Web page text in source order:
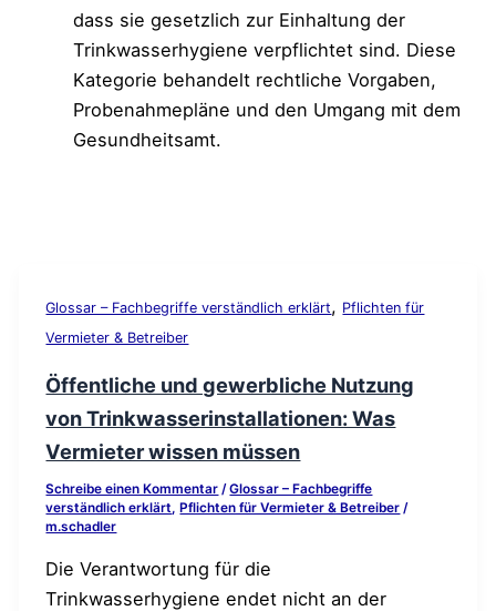
dass sie gesetzlich zur Einhaltung der
Trinkwasserhygiene verpflichtet sind. Diese
Kategorie behandelt rechtliche Vorgaben,
Probenahmepläne und den Umgang mit dem
Gesundheitsamt.
Glossar – Fachbegriffe verständlich erklärt, Pflichten für
Vermieter & Betreiber
Öffentliche und gewerbliche Nutzung
von Trinkwasserinstallationen: Was
Vermieter wissen müssen
Schreibe einen Kommentar /Glossar – Fachbegriffe
verständlich erklärt, Pflichten für Vermieter & Betreiber /
m.schadler
Die Verantwortung für die
Trinkwasserhygiene endet nicht an der